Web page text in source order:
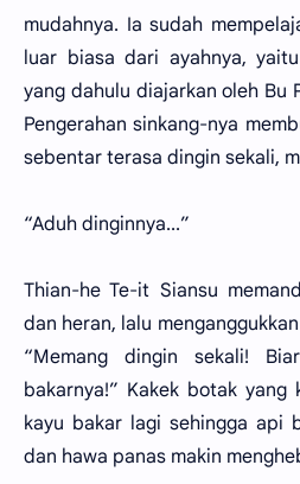
mudahnya. Ia sudah
luar biasa dari ayahnya,
yang dahulu diajarkan oleh Bu
Pengerahan sinkang-nya
sebentar terasa dingin sekali,
“Aduh dinginnya...”
Thian-he Te-it Siansu
dan heran, lalu
“Memang dingin sekali!
bakarnya!” Kakek botak
kayu bakar lagi sehingga api
dan hawa panas makin